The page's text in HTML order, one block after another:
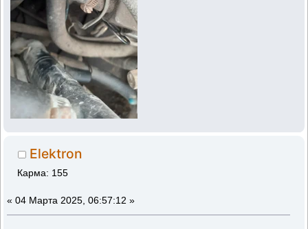
Elektron
Карма: 155
« 04 Марта 2025, 06:57:12 »